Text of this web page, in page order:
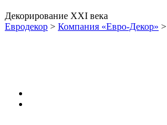
Декорирование XXI века
Евродекор > Компания «Евро-Декор» >